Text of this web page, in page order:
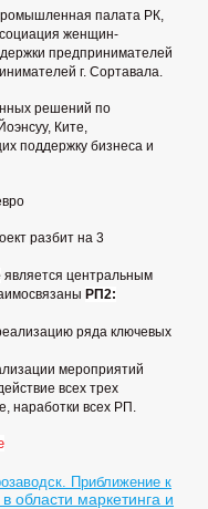
палата РК,
женщин-
предпринимателей
г. Сортавала.
решений по
Ките,
поддержку бизнеса и
разбит на 3
является центральным
РП2:
ряда ключевых
мероприятий
всех трех
наработки всех РП.
Приближение к
области маркетинга и